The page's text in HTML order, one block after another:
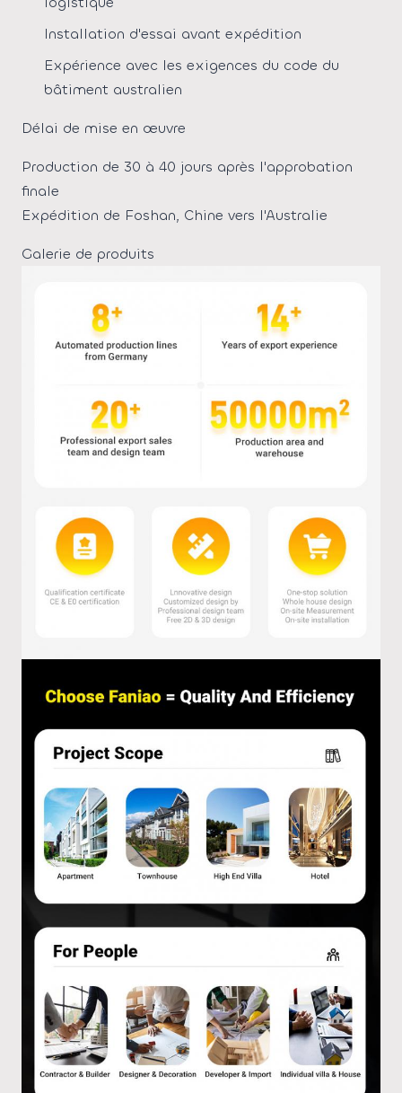
Installation d'essai avant expédition
Expérience avec les exigences du code du
bâtiment australien
Délai de mise en œuvre
Production de 30 à 40 jours après l'approbation
finale
Expédition de Foshan, Chine vers l'Australie
Galerie de produits